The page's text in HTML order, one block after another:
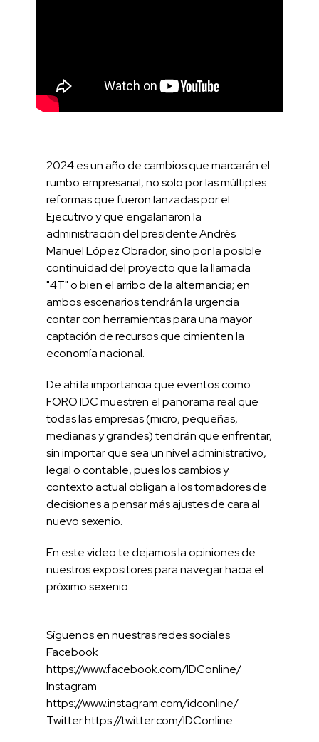
2024 es un año de cambios que marcarán el
rumbo empresarial, no solo por las múltiples
reformas que fueron lanzadas por el
Ejecutivo y que engalanaron la
administración del presidente Andrés
Manuel López Obrador, sino por la posible
continuidad del proyecto que la llamada
"4T" o bien el arribo de la alternancia; en
ambos escenarios tendrán la urgencia
contar con herramientas para una mayor
captación de recursos que cimienten la
economía nacional.
De ahí la importancia que eventos como
FORO IDC muestren el panorama real que
todas las empresas (micro, pequeñas,
medianas y grandes) tendrán que enfrentar,
sin importar que sea un nivel administrativo,
legal o contable, pues los cambios y
contexto actual obligan a los tomadores de
decisiones a pensar más ajustes de cara al
nuevo sexenio.
En este video te dejamos la opiniones de
nuestros expositores para navegar hacia el
próximo sexenio.
Síguenos en nuestras redes sociales
Facebook
https://www.facebook.com/IDConline/
Instagram
https://www.instagram.com/idconline/
Twitterhttps://twitter.com/IDConline